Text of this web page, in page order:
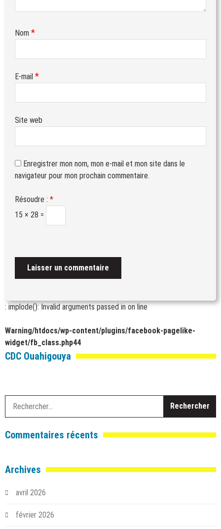
Nom *
E-mail *
Site web
Enregistrer mon nom, mon e-mail et mon site dans le
navigateur pour mon prochain commentaire.
Résoudre : *
15 × 28 =
: implode(): Invalid arguments passed inon line
Warning/htdocs/wp-content/plugins/facebook-pagelike-
widget/fb_class.php44
CDC Ouahigouya
Commentaires récents
Archives
avril 2026
février 2026